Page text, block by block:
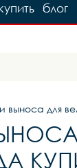
блог
выноса для